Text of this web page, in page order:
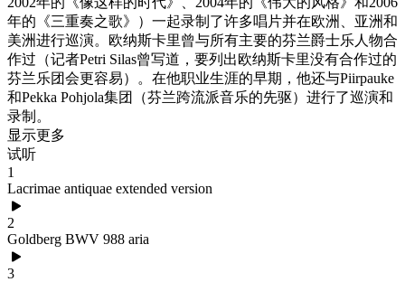
年的《三重奏之歌》）一起录制了许多唱片并在欧洲、亚洲和
美洲进行巡演。欧纳斯卡里曾与所有主要的芬兰爵士乐人物合
作过（记者Petri Silas曾写道，要列出欧纳斯卡里没有合作过的
芬兰乐团会更容易）。在他职业生涯的早期，他还与Piirpauke
和Pekka Pohjola集团（芬兰跨流派音乐的先驱）进行了巡演和
录制。
显示更多
试听
1
Lacrimae antiquae extended version
2
Goldberg BWV 988 aria
3